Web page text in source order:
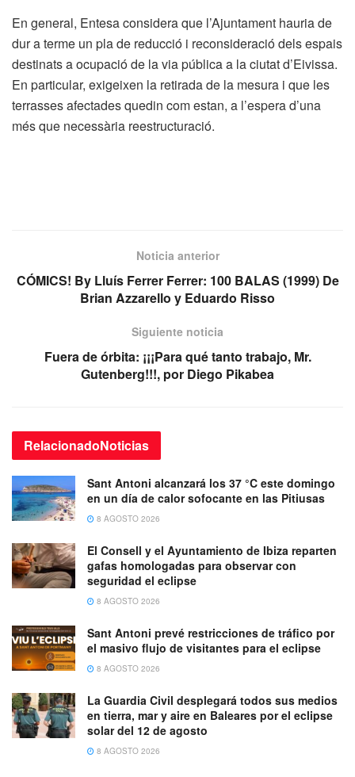
En general, Entesa considera que l’Ajuntament hauria de
dur a terme un pla de reducció i reconsideració dels espais
destinats a ocupació de la via pública a la ciutat d’Eivissa.
En particular, exigeixen la retirada de la mesura i que les
terrasses afectades quedin com estan, a l’espera d’una
més que necessària reestructuració.
Noticia anterior
CÓMICS! By Lluís Ferrer Ferrer: 100 BALAS (1999) De
Brian Azzarello y Eduardo Risso
Siguiente noticia
Fuera de órbita: ¡¡¡Para qué tanto trabajo, Mr.
Gutenberg!!!, por Diego Pikabea
RelacionadoNoticias
Sant Antoni alcanzará los 37 °C este domingo
en un día de calor sofocante en las Pitiusas
8 AGOSTO 2026
El Consell y el Ayuntamiento de Ibiza reparten
gafas homologadas para observar con
seguridad el eclipse
8 AGOSTO 2026
Sant Antoni prevé restricciones de tráfico por
el masivo flujo de visitantes para el eclipse
8 AGOSTO 2026
La Guardia Civil desplegará todos sus medios
en tierra, mar y aire en Baleares por el eclipse
solar del 12 de agosto
8 AGOSTO 2026